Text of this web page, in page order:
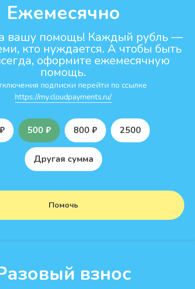
Ежемесячно
вашу помощь! Каждый рубль —
кто нуждается. А чтобы быть
оформите ежемесячную
помощь.
подписки перейти по ссылке
https://my.cloudpayments.ru/
500 ₽ 800 ₽ 2500
Другая сумма
Помочь
взнос